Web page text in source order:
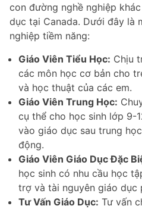
con đường nghề nghiệp
dục tại Canada. Dưới đây là
nghiệp tiềm năng:
Giáo Viên Tiểu Học: Chịu
các môn học cơ bản cho
và học thuật của các em.
Giáo Viên Trung Học:
cụ thể cho học sinh lớp 9-
vào giáo dục sau trung
động.
Giáo Viên Giáo Dục Đặc
học sinh có nhu cầu học
trợ và tài nguyên giáo dục
Tư Vấn Giáo Dục: Tư vấn